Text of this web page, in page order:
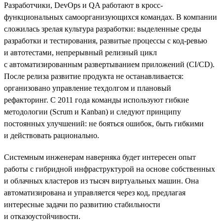
Разработчики, DevOps и QA работают в кросс-
функциональных самоорганизующихся командах. В компании
сложилась зрелая культура разработки: выделенные среды
разработки и тестирования, развитые процессы с код-ревью
и автотестами, непрерывный релизный цикл
с автоматизированным развертыванием приложений (CI/CD).
После релиза развитие продукта не останавливается:
организовано управление техдолгом и плановый
рефакторинг. С 2011 года команды используют гибкие
методологии (Scrum и Kanban) и следуют принципу
постоянных улучшений: не бояться ошибок, быть гибкими
и действовать рационально.
Системным инженерам наверняка будет интересен опыт
работы с гибридной инфраструктурой на основе собственных
и облачных кластеров из тысяч виртуальных машин. Она
автоматизирована и управляется через код, предлагая
интересные задачи по развитию стабильности
и отказоустойчивости.